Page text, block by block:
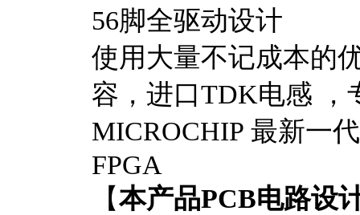
56脚全驱动设计
使用大量不记成本的
容，进口TDK电感 ，
MICROCHIP 最新一
FPGA
【本产品PCB电路设